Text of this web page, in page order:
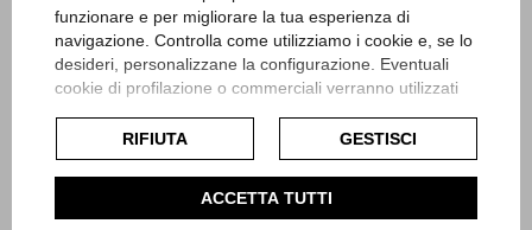
funzionare e per migliorare la tua esperienza di
navigazione. Controlla come utilizziamo i cookie e, se lo
desideri, personalizzane la configurazione. Eventuali
cookie di profilazione o commerciali verranno utilizzati
dell'utente e, se consentito, potrebbero essere utilizzati
per personalizzare gli annunci pubblicitari. Per ulteriori
informazioni su come Google utilizza i dati raccolti,
politica sulla privacy di Google
RIFIUTA GESTISCI
ACCETTA TUTTI
Rolex
Submariner - SEL
Referenza 16610
Rolex
Submariner Senza Data
Referenza 14060M